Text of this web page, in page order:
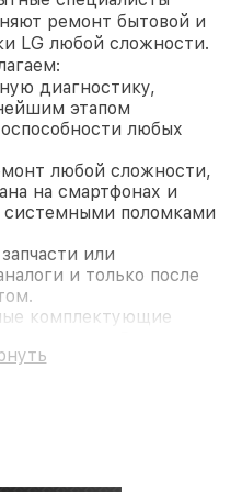
ремонт бытовой и
LG любой сложности.
диагностику,
этапом
любых
любой сложности,
на смартфонах и
системными поломками
или
и только после
комплектующие
мы бесплатно